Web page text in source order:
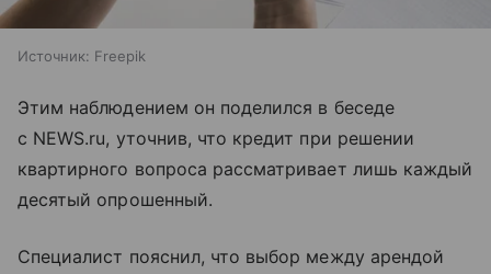
Источник: Freepik
Этим наблюдением он поделился в беседе
с NEWS.ru, уточнив, что кредит при решении
квартирного вопроса рассматривает лишь каждый
десятый опрошенный.
Специалист пояснил, что выбор между арендой